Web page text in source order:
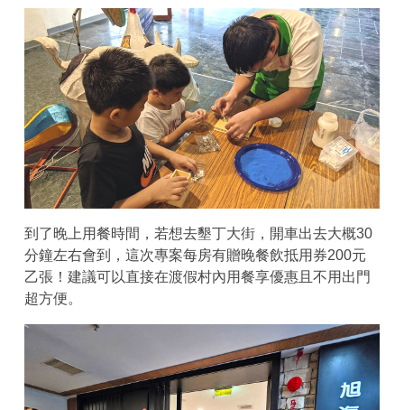
到了晚上用餐時間，若想去墾丁大街，開車出去大概30
分鐘左右會到，這次專案每房有贈晚餐飲抵用券200元
乙張！建議可以直接在渡假村內用餐享優惠且不用出門
超方便。